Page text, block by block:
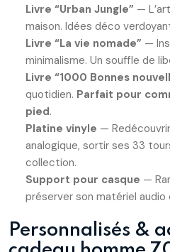
Livre “Urban Jungle” —
maison. Idées déco
Livre “La vie nomade” —
minimalisme. Un souffle de
Livre “1000 Bonnes
quotidien. Parfait pour
pied.
Platine vinyle —
analogique, sortir ses 33
collection.
Support pour casque —
préserver son matériel
Personnalisés &